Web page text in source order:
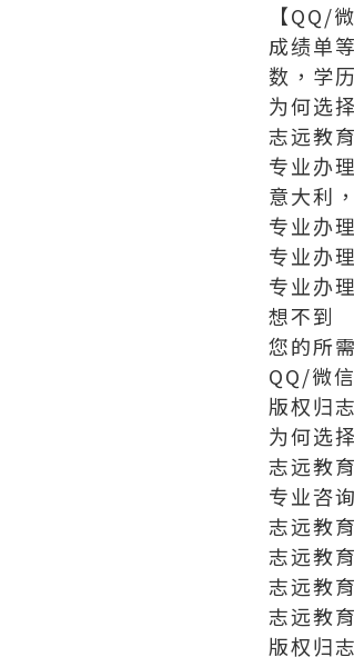
【QQ/
成绩单
数，学
为何选
志远教
专业办
意大利
专业办
专业办
专业办
想不到
您的所
QQ/微
版权归
为何选
志远教
专业咨
志远教
志远教
志远教
志远教
版权归